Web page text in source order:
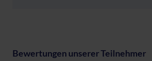
Bewertungen unserer Teilnehmer